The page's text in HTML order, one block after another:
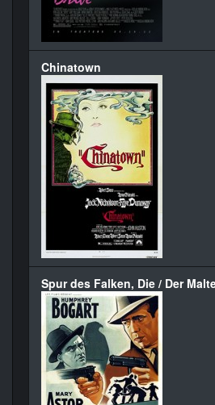
Chinatown
Spur des Falken, Die / Der